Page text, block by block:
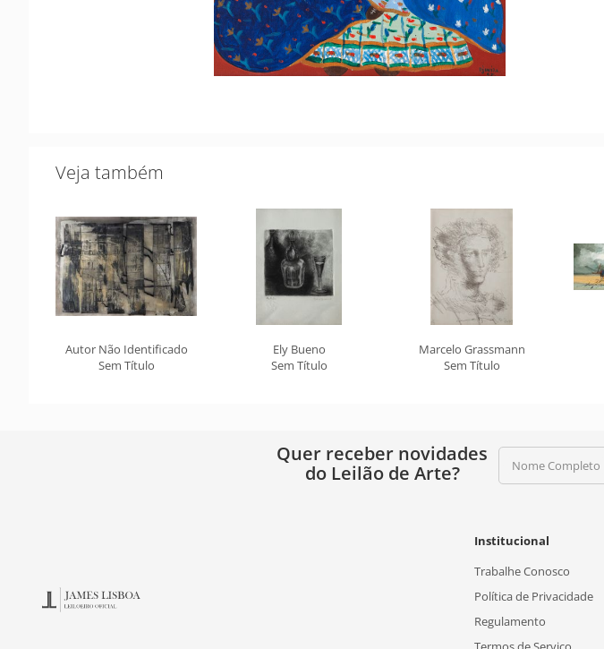
Veja também
Autor Não Identificado
Sem Título
Ely Bueno
Sem Título
Marcelo Grassmann
Sem Título
Quer receber novidades
do Leilão de Arte?
Nome Completo
Institucional
Trabalhe Conosco
Política de Privacidade
Regulamento